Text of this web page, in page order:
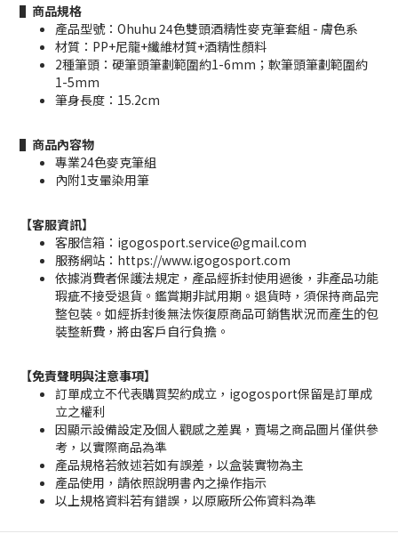
▌商品規格
產品型號：Ohuhu 24色雙頭酒精性麥克筆套組 - 膚色系
材質：PP+尼龍+纖維材質+酒精性顏料
2種筆頭：硬筆頭筆劃範圍約1-6mm；軟筆頭筆劃範圍約
1-5mm
筆身長度：15.2cm
▌商品內容物
專業24色麥克筆組
內附1支暈染用筆
【客服資訊】
客服信箱：igogosport.service@gmail.com
服務網站：https://www.igogosport.com
依據消費者保護法規定，產品經拆封使用過後，非產品功能
瑕疵不接受退貨。鑑賞期非試用期。退貨時，須保持商品完
整包裝。如經拆封後無法恢復原商品可銷售狀況而產生的包
裝整新費，將由客戶自行負擔。
【免責聲明與注意事項】
訂單成立不代表購買契約成立，igogosport保留是訂單成
立之權利
因顯示設備設定及個人觀感之差異，賣場之商品圖片僅供參
考，以實際商品為準
產品規格若敘述若如有誤差，以盒裝實物為主
產品使用，請依照說明書內之操作指示
以上規格資料若有錯誤，以原廠所公佈資料為準